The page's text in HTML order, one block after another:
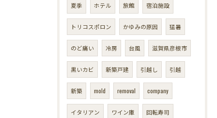
夏季 ホテル 旅館 宿泊施設
トリコスポロン かゆみの原因 猛暑
のど痛い 冷房 台風 滋賀県彦根市
黒いカビ 新築戸建 引越し 引越
新築 mold removal company
イタリアン ワイン庫 回転寿司